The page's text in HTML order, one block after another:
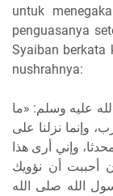
untuk
penguasanya
Syaiban berkata
nushrahnya:
عليه وسلم: «ما
وإنما نزلنا على
وإني أرى هذا
أحببت أن نؤويك
الله صلى الله